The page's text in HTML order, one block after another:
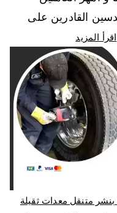
القادرين على
اقرأ المزيد